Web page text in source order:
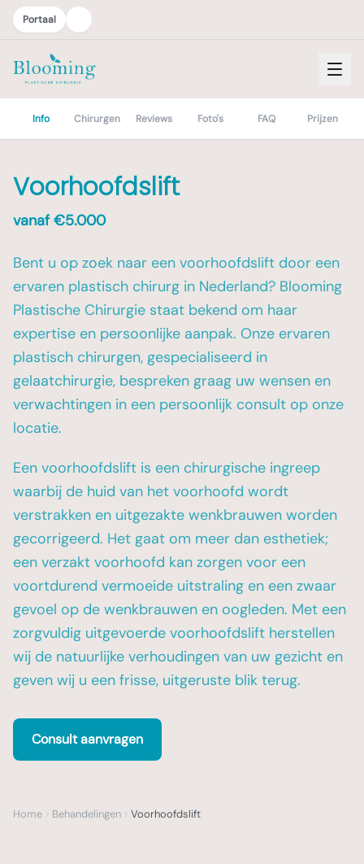
Portaal
Info Chirurgen Reviews Foto's FAQ Prijzen
Voorhoofdslift
vanaf €5.000
Bent u op zoek naar een voorhoofdslift door een
ervaren plastisch chirurg in Nederland? Blooming
Plastische Chirurgie staat bekend om haar
expertise en persoonlijke aanpak. Onze ervaren
plastisch chirurgen, gespecialiseerd in
gelaatchirurgie, bespreken graag uw wensen en
verwachtingen in een persoonlijk consult op onze
locatie.
Een voorhoofdslift is een chirurgische ingreep
waarbij de huid van het voorhoofd wordt
verstrakken en uitgezakte wenkbrauwen worden
gecorrigeerd. Het gaat om meer dan esthetiek;
een verzakt voorhoofd kan zorgen voor een
voortdurend vermoeide uitstraling en een zwaar
gevoel op de wenkbrauwen en oogleden. Met een
zorgvuldig uitgevoerde voorhoofdslift herstellen
wij de natuurlijke verhoudingen van uw gezicht en
geven wij u een frisse, uitgeruste blik terug.
Consult aanvragen
Home Behandelingen Voorhoofdslift